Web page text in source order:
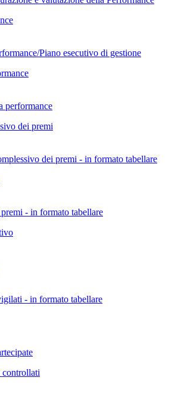
Piano esecutivo di gestione
performance
dei premi
dei premi - in formato tabellare
- in formato tabellare
- in formato tabellare